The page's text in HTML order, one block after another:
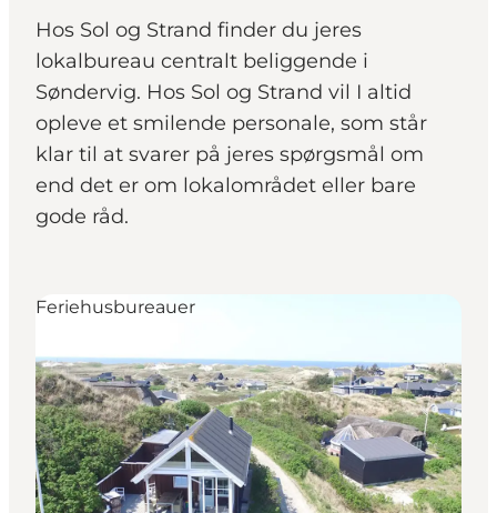
Hos Sol og Strand finder du jeres
lokalbureau centralt beliggende i
Søndervig. Hos Sol og Strand vil I altid
opleve et smilende personale, som står
klar til at svarer på jeres spørgsmål om
end det er om lokalområdet eller bare
gode råd.
Feriehusbureauer